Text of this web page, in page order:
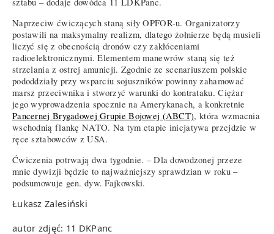
sztabu – dodaje dowódca 11 LDKPanc.
Naprzeciw ćwiczących staną siły OPFOR-u. Organizatorzy
postawili na maksymalny realizm, dlatego żołnierze będą musieli
liczyć się z obecnością dronów czy zakłóceniami
radioelektronicznymi. Elementem manewrów staną się też
strzelania z ostrej amunicji. Zgodnie ze scenariuszem polskie
pododdziały przy wsparciu sojuszników powinny zahamować
marsz przeciwnika i stworzyć warunki do kontrataku. Ciężar
jego wyprowadzenia spocznie na Amerykanach, a konkretnie
Pancernej Brygadowej Grupie Bojowej (ABCT), która wzmacnia
wschodnią flankę NATO. Na tym etapie inicjatywa przejdzie w
ręce sztabowców z USA.
Ćwiczenia potrwają dwa tygodnie. – Dla dowodzonej przeze
mnie dywizji będzie to najważniejszy sprawdzian w roku –
podsumowuje gen. dyw. Fajkowski.
Łukasz Zalesiński
autor zdjęć: 11 DKPanc